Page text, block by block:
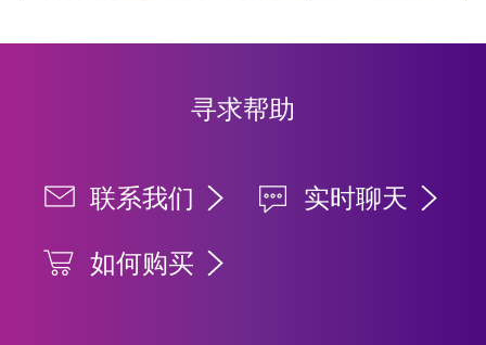
寻求帮助
联系我们
实时聊天
如何购买